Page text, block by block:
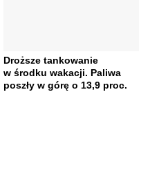
Droższe tankowanie
w środku wakacji. Paliwa
poszły w górę o 13,9 proc.